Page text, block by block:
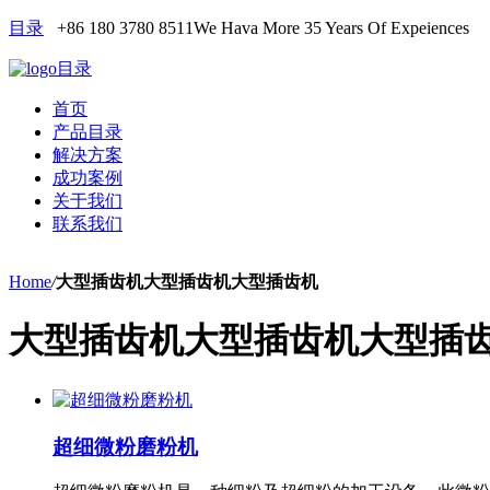
目录 +86 180 3780 8511We Hava More 35 Years Of Expeiences
目录
首页
产品目录
解决方案
成功案例
关于我们
联系我们
Home/大型插齿机大型插齿机大型插齿机
大型插齿机大型插齿机大型插
超细微粉磨粉机